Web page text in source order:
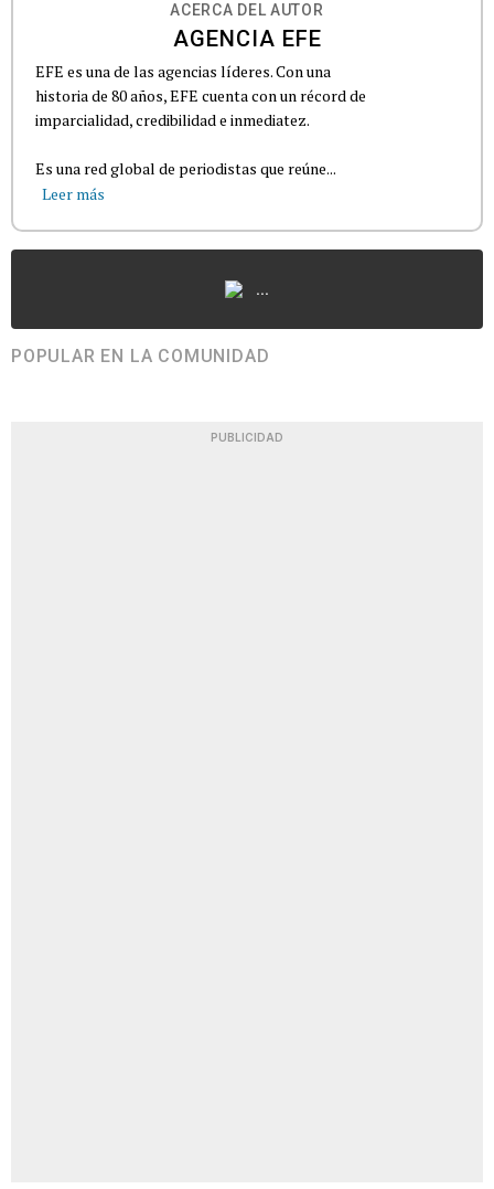
ACERCA DEL AUTOR
AGENCIA EFE
EFE es una de las agencias líderes. Con una
historia de 80 años, EFE cuenta con un récord de
imparcialidad, credibilidad e inmediatez.
Es una red global de periodistas que reúne...
Leer más
...
POPULAR EN LA COMUNIDAD
PUBLICIDAD